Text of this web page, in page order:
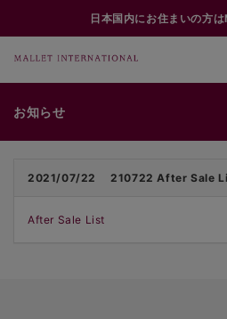
日本国内にお住まいの方
お知らせ
2021/07/22 210722 After Sale
After Sale List